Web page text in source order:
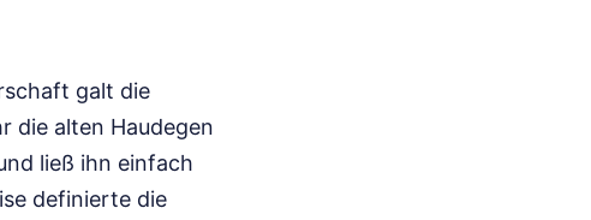
galt die
die alten Haudegen
ließ ihn einfach
definierte die